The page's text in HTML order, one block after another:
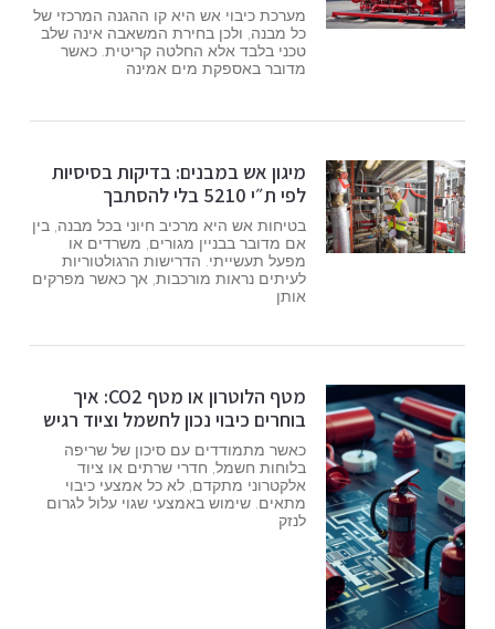
מערכת כיבוי אש היא קו ההגנה המרכזי של
כל מבנה, ולכן בחירת המשאבה אינה שלב
טכני בלבד אלא החלטה קריטית. כאשר
מדובר באספקת מים אמינה
מיגון אש במבנים: בדיקות בסיסיות
לפי ת״י 5210 בלי להסתבך
בטיחות אש היא מרכיב חיוני בכל מבנה, בין
אם מדובר בבניין מגורים, משרדים או
מפעל תעשייתי. הדרישות הרגולטוריות
לעיתים נראות מורכבות, אך כאשר מפרקים
אותן
מטף הלוטרון או מטף CO2: איך
בוחרים כיבוי נכון לחשמל וציוד רגיש
כאשר מתמודדים עם סיכון של שריפה
בלוחות חשמל, חדרי שרתים או ציוד
אלקטרוני מתקדם, לא כל אמצעי כיבוי
מתאים. שימוש באמצעי שגוי עלול לגרום
לנזק